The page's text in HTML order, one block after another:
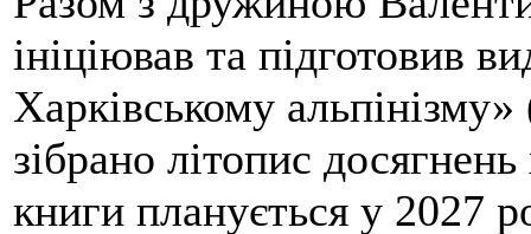
ініціював та підготовив
Харківському
зібрано літопис
книги планується у 2027